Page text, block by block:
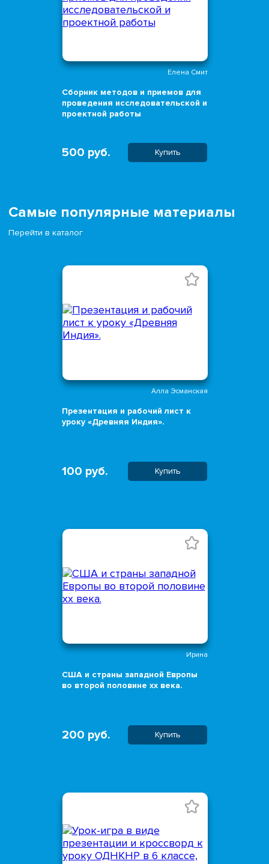
Елена Смит
Сборник методов и приемов для
проведения исследовательской и
проектной работы
500 руб. Купить
Самые популярные материалы
Перейти в каталог
Алла Эсманская
Презентация и рабочий лист к
уроку «Древняя Индия».
100 руб. Купить
Ирина
США и страны западной Европы
во второй половине хх века.
200 руб. Купить